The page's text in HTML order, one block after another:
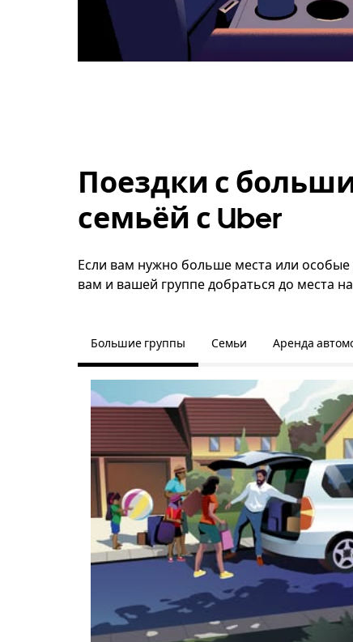
Поездки с
семьёй с Uber
Если вам нужно больше места или особые
вам и вашей группе добраться до места
Большие группы Семьи Аренда